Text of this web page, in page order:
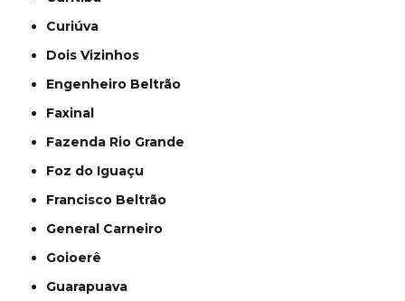
Curiúva
Dois Vizinhos
Engenheiro Beltrão
Faxinal
Fazenda Rio Grande
Foz do Iguaçu
Francisco Beltrão
General Carneiro
Goioerê
Guarapuava